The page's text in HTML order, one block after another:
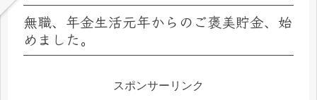
無職、年金生活元年からのご褒美貯金、始
めました。
スポンサーリンク